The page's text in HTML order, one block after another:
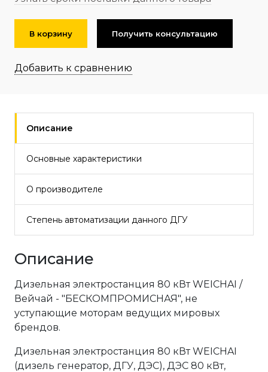
В корзину Получить консультацию
Добавить к сравнению
Описание
Основные характеристики
О производителе
Степень автоматизации данного ДГУ
Описание
Дизельная электростанция 80 кВт WEICHAI /
Вейчай - "БЕСКОМПРОМИСНАЯ", не
уступающие моторам ведущих мировых
брендов.
Дизельная электростанция 80 кВт WEICHAI
(дизель генератор, ДГУ, ДЭС), ДЭС 80 кВт,